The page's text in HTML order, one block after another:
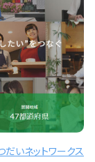
だいネットワークス